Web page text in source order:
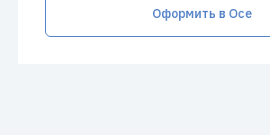
Оформить в Осе